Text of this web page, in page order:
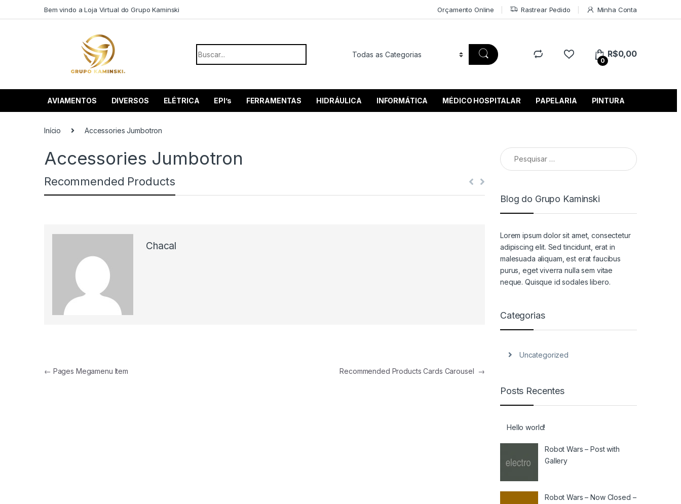
Bem vindo a Loja Virtual do Grupo Kaminski Orçamento Online Rastrear Pedido Minha Conta
Procurar por:
0
R$0,00
AVIAMENTOS DIVERSOS ELÉTRICA EPI’s FERRAMENTAS HIDRÁULICA INFORMÁTICA MÉDICO HOSPITALAR PAPELARIA PINTURA
Início Accessories Jumbotron
Accessories Jumbotron
Recommended Products
Chacal
Navegação de Post
← Pages Megamenu Item Recommended Products Cards Carousel →
Pesquisar por:
Blog do Grupo Kaminski
Lorem ipsum dolor sit amet, consectetur
adipiscing elit. Sed tincidunt, erat in
malesuada aliquam, est erat faucibus
purus, eget viverra nulla sem vitae
neque. Quisque id sodales libero.
Categorias
Uncategorized
Posts Recentes
Hello world!
Robot Wars – Post with
Gallery
Robot Wars – Now Closed –